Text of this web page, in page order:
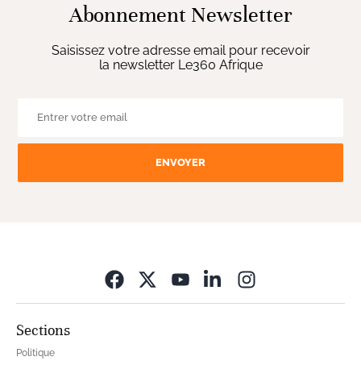
Abonnement Newsletter
Saisissez votre adresse email pour recevoir
la newsletter Le360 Afrique
ENVOYER
Sections
Politique